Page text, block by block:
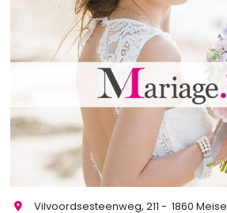
Vilvoordsesteenweg, 211 - 1860 Meise